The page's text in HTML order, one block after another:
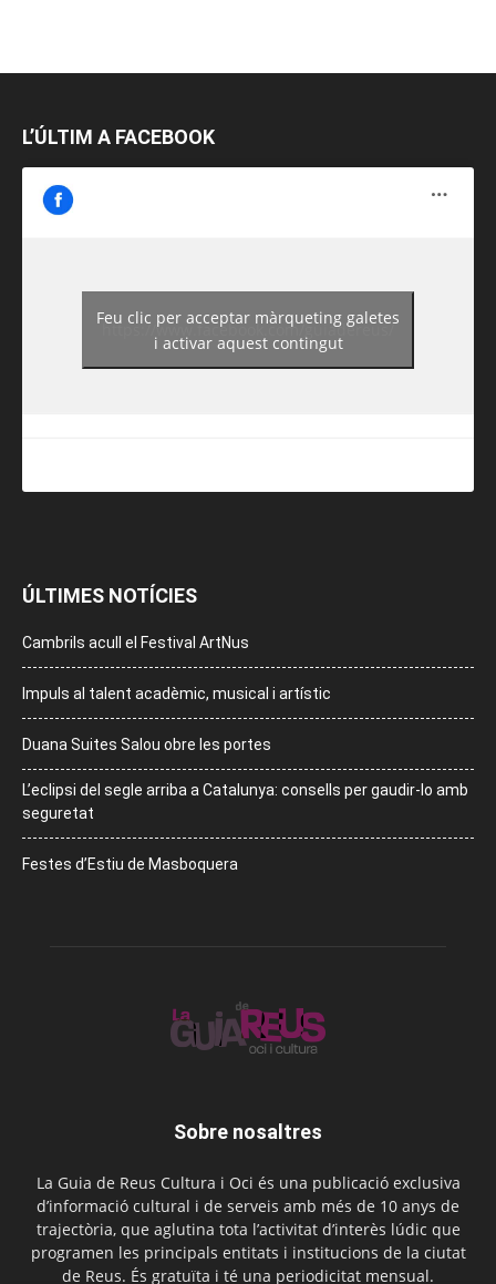
L’ÚLTIM A FACEBOOK
https://www.facebook.com/guiadereus/
Feu clic per acceptar màrqueting galetes
i activar aquest contingut
ÚLTIMES NOTÍCIES
Cambrils acull el Festival ArtNus
Impuls al talent acadèmic, musical i artístic
Duana Suites Salou obre les portes
L’eclipsi del segle arriba a Catalunya: consells per gaudir-lo amb
seguretat
Festes d’Estiu de Masboquera
Sobre nosaltres
La Guia de Reus Cultura i Oci és una publicació exclusiva
d’informació cultural i de serveis amb més de 10 anys de
trajectòria, que aglutina tota l’activitat d’interès lúdic que
programen les principals entitats i institucions de la ciutat
de Reus. És gratuïta i té una periodicitat mensual.